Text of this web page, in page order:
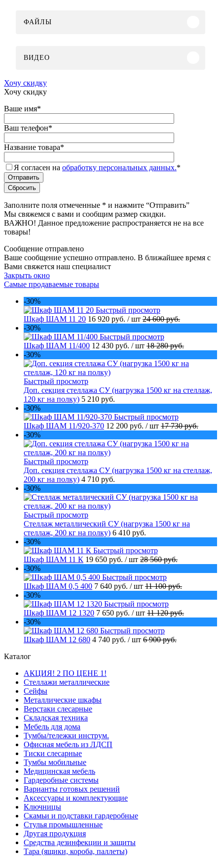
ФАЙЛЫ
ВИДЕО
Хочу скидку
Хочу скидку
Ваше имя*
Ваш телефон*
Название товара*
Я согласен на обработку персональных данных.*
Заполните поля отмеченные * и нажмите “Отправить”
Мы свяжемся с вами и сообщим размер скидки.
ВАЖНО! Данное предложение распространяется не на все
товары!
Сообщение отправлено
Ваше сообщение успешно отправлено. В ближайшее время с
Вами свяжется наш специалист
Закрыть окно
Самые продаваемые товары
-30%
Быстрый просмотр
Шкаф ШАМ 11 20 16 920 руб. / шт 24 600 руб.
-30%
Быстрый просмотр
Шкаф ШАМ 11/400 12 430 руб. / шт 18 280 руб.
-30%
Быстрый просмотр
Доп. секция стеллажа СУ (нагрузка 1500 кг на стеллаж,
120 кг на полку) 5 210 руб.
-30%
Быстрый просмотр
Шкаф ШАМ 11/920-370 12 200 руб. / шт 17 730 руб.
-30%
Быстрый просмотр
Доп. секция стеллажа СУ (нагрузка 1500 кг на стеллаж,
200 кг на полку) 4 710 руб.
-30%
Быстрый просмотр
Стеллаж металлический СУ (нагрузка 1500 кг на
стеллаж, 200 кг на полку) 6 410 руб.
-30%
Быстрый просмотр
Шкаф ШАМ 11 К 19 650 руб. / шт 28 560 руб.
-30%
Быстрый просмотр
Шкаф ШАМ 0,5 400 7 640 руб. / шт 11 100 руб.
-30%
Быстрый просмотр
Шкаф ШАМ 12 1320 7 650 руб. / шт 11 120 руб.
-30%
Быстрый просмотр
Шкаф ШАМ 12 680 4 740 руб. / шт 6 900 руб.
Каталог
АКЦИЯ! 2 ПО ЦЕНЕ 1!
Стеллажи металлические
Сейфы
Металлические шкафы
Верстаки слесарные
Складская техника
Мебель для дома
Тумбы/тележки инструм.
Офисная мебель из ЛДСП
Тиски слесарные
Тумбы мобильные
Медицинская мебель
Гардеробные системы
Варианты готовых решений
Аксессуары и комплектующие
Ключницы
Скамьи и подставки гардеробные
Стулья промышленные
Другая продукция
Средства дезинфекции и защиты
Тара (ящики, короба, паллеты)